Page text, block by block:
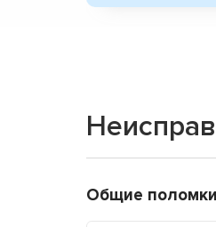
Общие поломки